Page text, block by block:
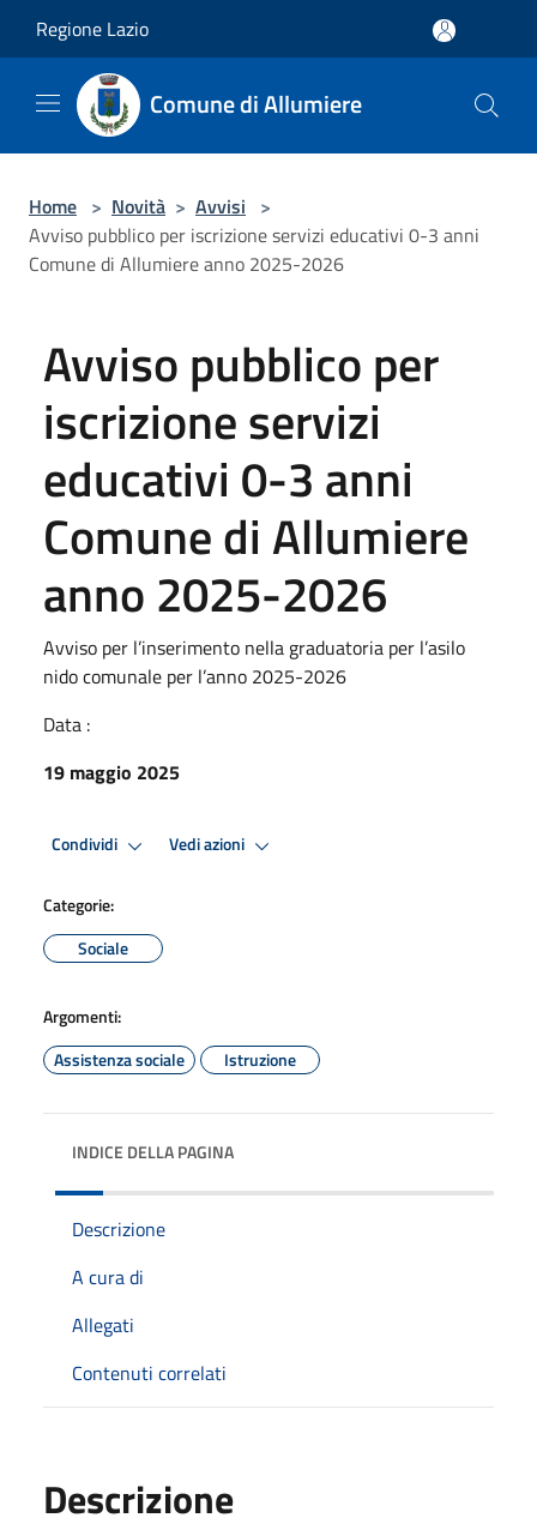
Regione Lazio
Comune di Allumiere
Home > Novità > Avvisi >
Avviso pubblico per iscrizione servizi educativi 0-3 anni
Comune di Allumiere anno 2025-2026
Avviso pubblico per
iscrizione servizi
educativi 0-3 anni
Comune di Allumiere
anno 2025-2026
Avviso per l’inserimento nella graduatoria per l’asilo
nido comunale per l’anno 2025-2026
Data :
19 maggio 2025
Condividi Vedi azioni
Categorie:
Sociale
Argomenti:
Assistenza sociale
Istruzione
INDICE DELLA PAGINA
Descrizione
A cura di
Allegati
Contenuti correlati
Descrizione